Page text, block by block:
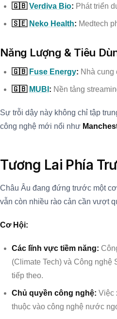
🇬🇧Verdiva Bio: Phát triển
🇸🇪 Neko Health: Medtech
Năng Lượng & Tiêu
🇬🇧 Fuse Energy: Nhà cung
🇬🇧 MUBI : Nền tảng
Sự trỗi dậy này không chỉ tập
công nghệ mới nổi như
Tương Lai Phía
Châu Âu đang đứng trước một
vẫn còn nhiều rào cản cần vượt
Cơ Hội:
Các lĩnh vực tiềm năng:
(Climate Tech) và Công
tiếp theo.
Chủ quyền công nghệ: Việc
thuộc vào công nghệ nước